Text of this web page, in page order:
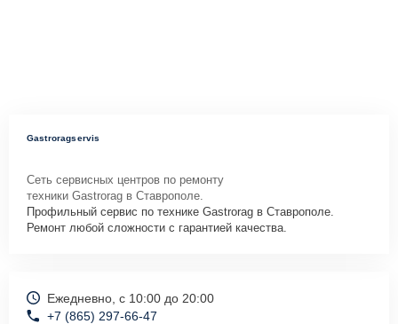
Gastroragservis
Сеть сервисных центров по ремонту
техники Gastrorag в Ставрополе.
Профильный сервис по технике Gastrorag в Ставрополе.
Ремонт любой сложности с гарантией качества.
Ежедневно, с 10:00 до 20:00
+7 (865) 297-66-47